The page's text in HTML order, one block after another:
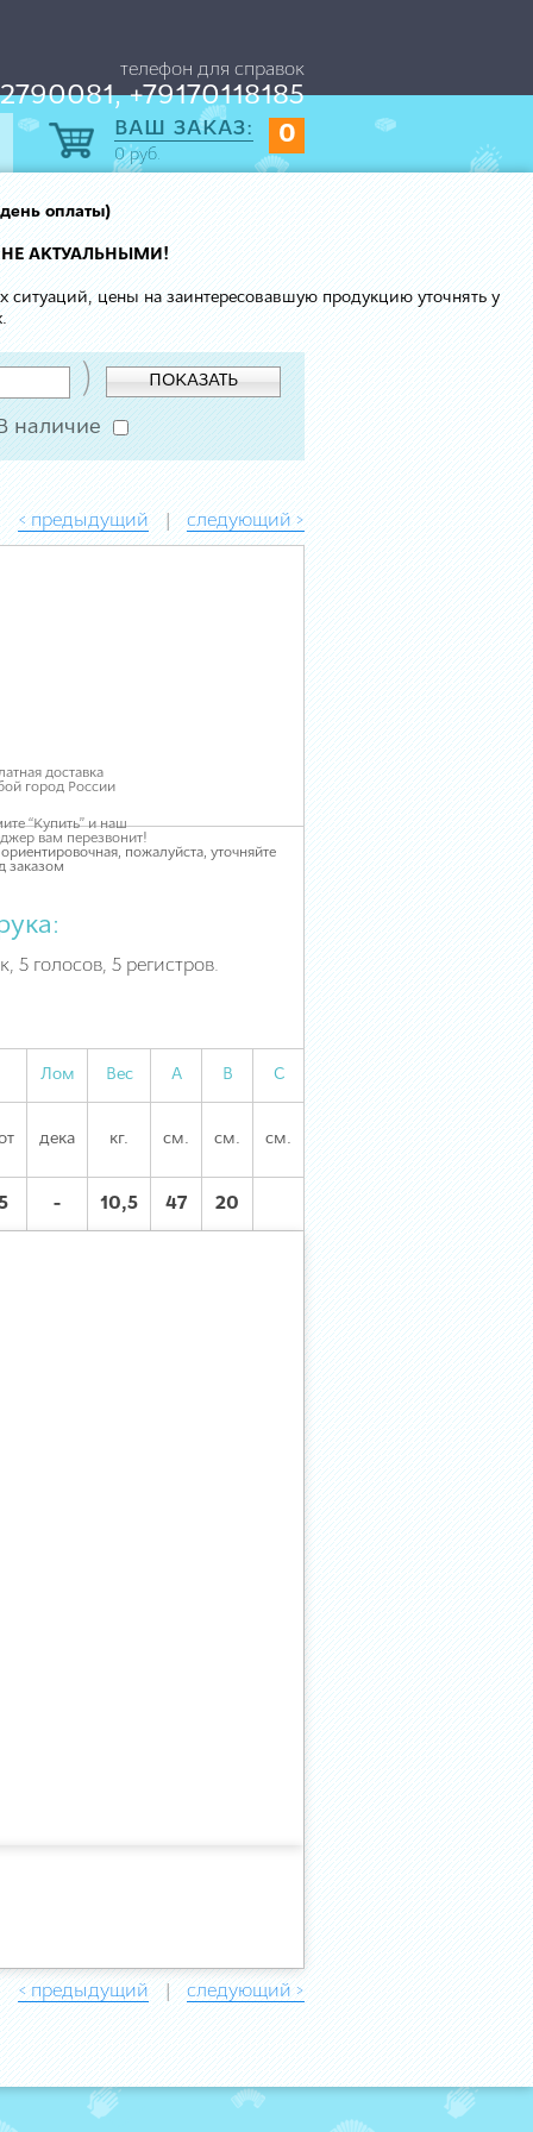
телефон для справок
+79170118185
0
ВАШ ЗАКАЗ:
0руб.
оплаты)
АКТУАЛЬНЫМИ!
ситуаций, цены на заинтересовавшую продукцию уточнять у
) ПОКАЗАТЬ
наличие
< предыдущий | следующий >
доставка
город России
“Купить” и наш
вам перезвонит!
пожалуйста, уточняйте
заказом
5 голосов, 5 регистров.
Лом Вес А В С
дека кг. см. см. см.
- 10,5 47 20
< предыдущий | следующий >